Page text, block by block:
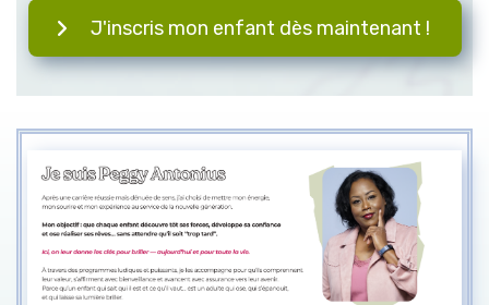
J'inscris mon enfant dès maintenant !